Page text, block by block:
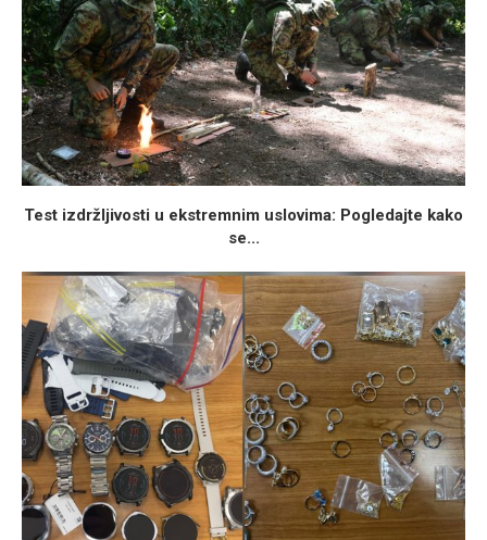
Test izdržljivosti u ekstremnim uslovima: Pogledajte kako
se...